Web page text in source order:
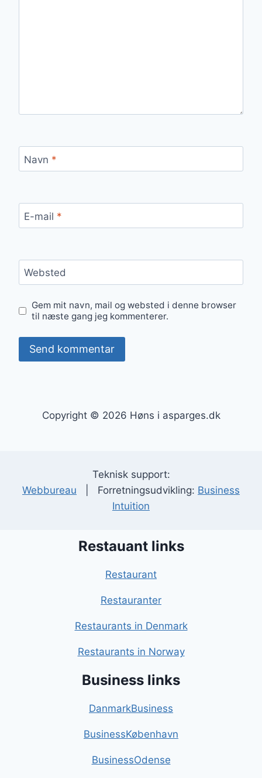
Navn *
E-mail *
Websted
Gem mit navn, mail og websted i denne browser
til næste gang jeg kommenterer.
Copyright © 2026 Høns i asparges.dk
Teknisk support:
Webbureau | Forretningsudvikling: Business
Intuition
Restauant links
Restaurant
Restauranter
Restaurants in Denmark
Restaurants in Norway
Business links
DanmarkBusiness
BusinessKøbenhavn
BusinessOdense